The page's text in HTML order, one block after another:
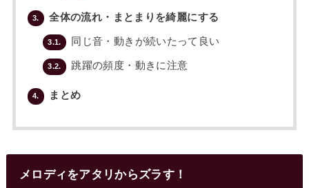
3. 全体の流れ・まとまりを綺麗にする
3.1. 同じ音・動きが続いたって良い
3.2. 跳躍の頻度・動きに注意
4. まとめ
メロディをアタリからズラす！